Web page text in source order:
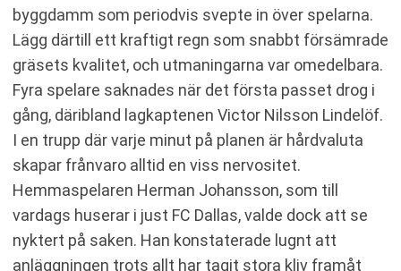
byggdamm som periodvis svepte in över spelarna.
Lägg därtill ett kraftigt regn som snabbt försämrade
gräsets kvalitet, och utmaningarna var omedelbara.
Fyra spelare saknades när det första passet drog i
gång, däribland lagkaptenen Victor Nilsson Lindelöf.
I en trupp där varje minut på planen är hårdvaluta
skapar frånvaro alltid en viss nervositet.
Hemmaspelaren Herman Johansson, som till
vardags huserar i just FC Dallas, valde dock att se
nyktert på saken. Han konstaterade lugnt att
anläggningen trots allt har tagit stora kliv framåt